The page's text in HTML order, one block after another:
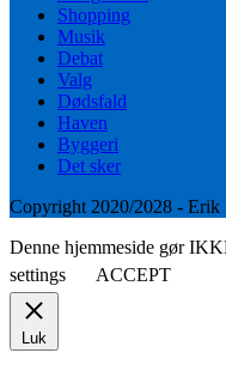
Shopping
Musik
Debat
Valg
Dødsfald
Haven
Byggeri
Det sker
Copyright 2020/2028 - Erik
Denne hjemmeside gør
settings
ACCEPT
Luk